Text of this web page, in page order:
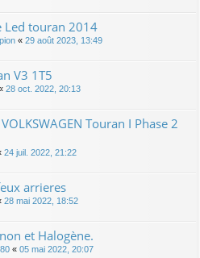
Led touran 2014
« 29 août 2023, 13:49
V3 1T5
28 oct. 2022, 20:13
Touran I Phase 2
24 juil. 2022, 21:22
arrieres
28 mai 2022, 18:52
et Halogène.
« 05 mai 2022, 20:07